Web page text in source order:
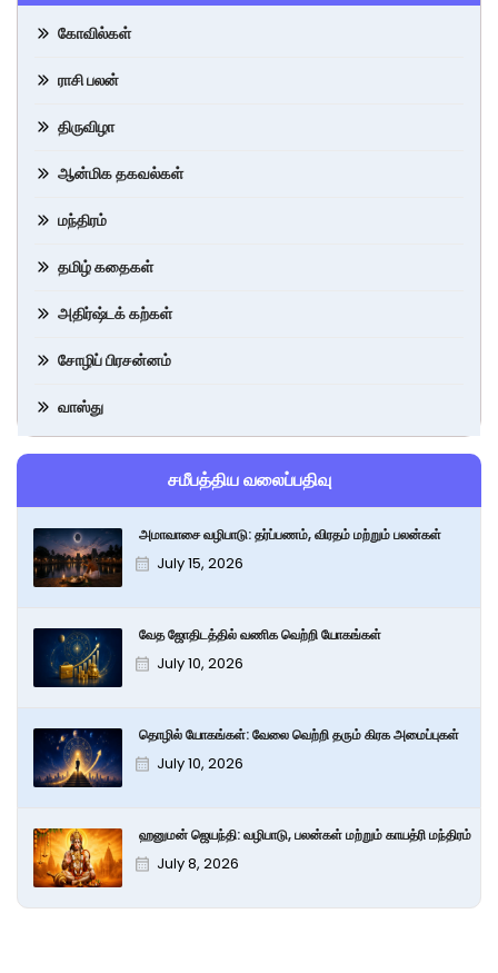
கோவில்கள்
ராசி பலன்
திருவிழா
ஆன்மிக தகவல்கள்
மந்திரம்
தமிழ் கதைகள்
அதிர்ஷ்டக் கற்கள்
சோழிப் பிரசன்னம்
வாஸ்து
சமீபத்திய வலைப்பதிவு
அமாவாசை வழிபாடு: தர்ப்பணம், விரதம் மற்றும் பலன்கள்
July 15, 2026
வேத ஜோதிடத்தில் வணிக வெற்றி யோகங்கள்
July 10, 2026
தொழில் யோகங்கள்: வேலை வெற்றி தரும் கிரக அமைப்புகள்
July 10, 2026
ஹனுமன் ஜெயந்தி: வழிபாடு, பலன்கள் மற்றும் காயத்ரி மந்திரம்
July 8, 2026